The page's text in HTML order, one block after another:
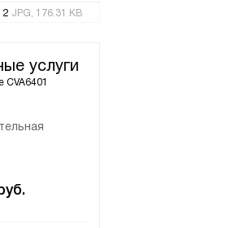
2 JPG, 176.31 KB
услуги
CVA6401